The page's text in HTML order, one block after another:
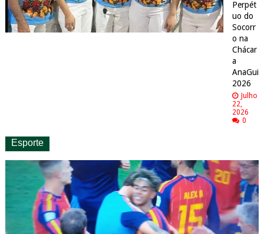
Perpét
uo do
Socorr
o na
Chácar
a
AnaGui
2026
Julho
22,
2026
0
Esporte